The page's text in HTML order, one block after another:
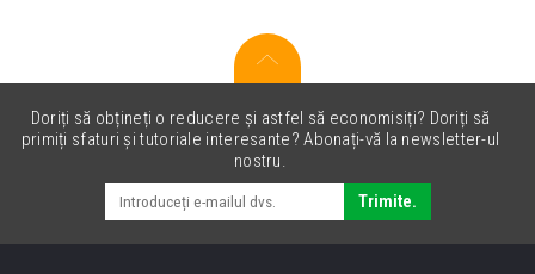
Doriți să obțineți o reducere și astfel să economisiți? Doriți să
primiți sfaturi și tutoriale interesante? Abonați-vă la newsletter-ul
nostru.
Trimite.